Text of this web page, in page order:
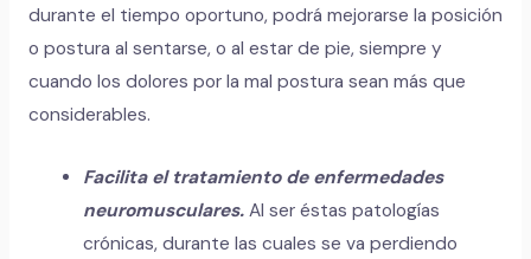
durante el tiempo oportuno, podrá mejorarse la posición
o postura al sentarse, o al estar de pie, siempre y
cuando los dolores por la mal postura sean más que
considerables.
Facilita el tratamiento de enfermedades
neuromusculares. Al ser éstas patologías
crónicas, durante las cuales se va perdiendo